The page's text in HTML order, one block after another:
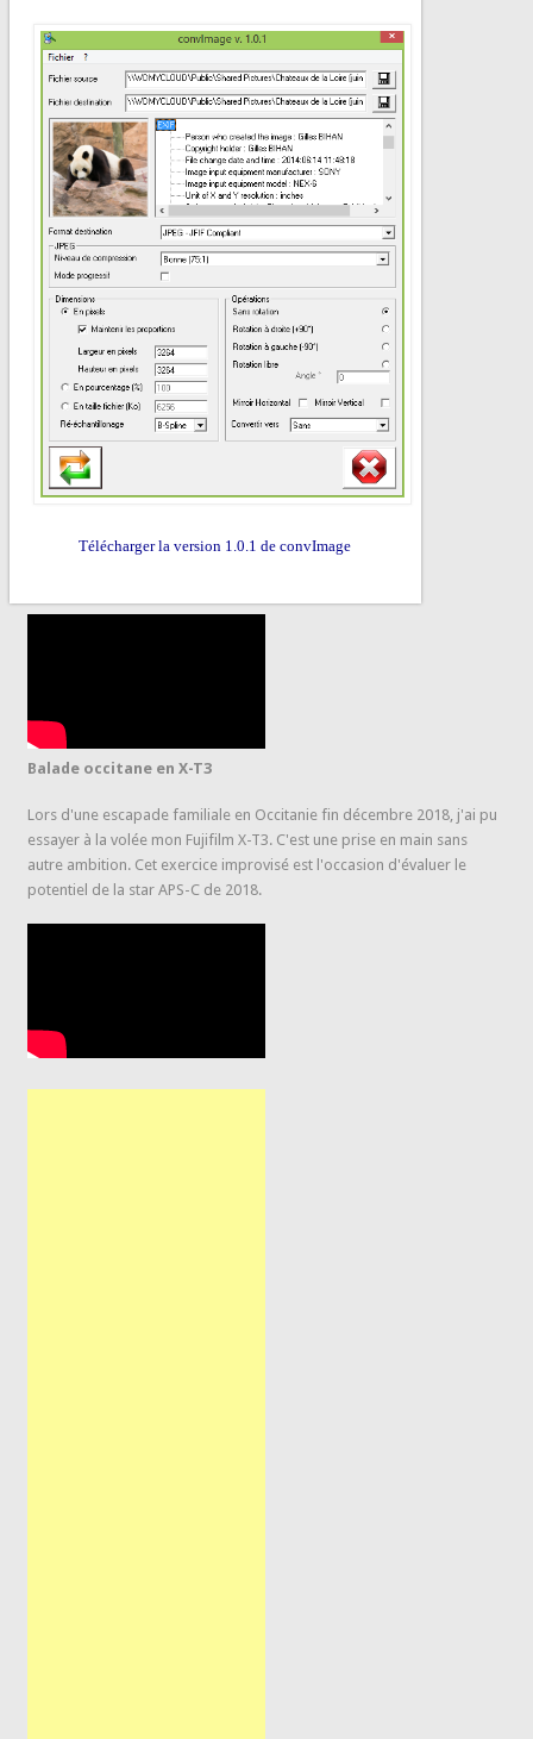
Télécharger la version 1.0.1 de convImage
Balade occitane en X-T3
Lors d'une escapade familiale en Occitanie fin décembre 2018, j'ai pu
essayer à la volée mon Fujifilm X-T3. C'est une prise en main sans
autre ambition. Cet exercice improvisé est l'occasion d'évaluer le
potentiel de la star APS-C de 2018.